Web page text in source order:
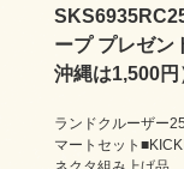
ープ プレゼ
沖縄は1,500円
ランドクルーザー
マートセット